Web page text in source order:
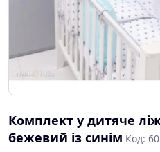
Комплект у дитяче
бежевий із синім Код: